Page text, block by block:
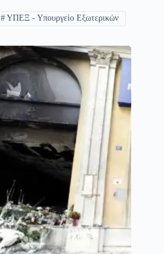
#ΥΠΕΞ - Υπουργείο Εξωτερικών